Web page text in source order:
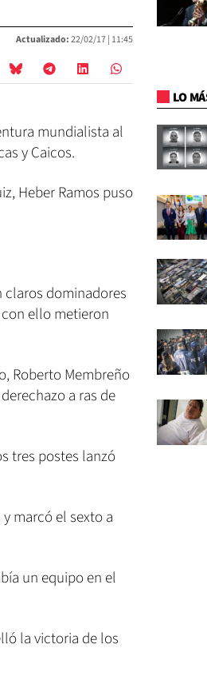
Actualizado:22/02/17 | 11:45
mundialista al
y Caicos.
Heber Ramos puso
claros dominadores
ello metieron
Roberto Membreño
a ras de
tres postes lanzó
marcó el sexto a
un equipo en el
la victoria de los
LO